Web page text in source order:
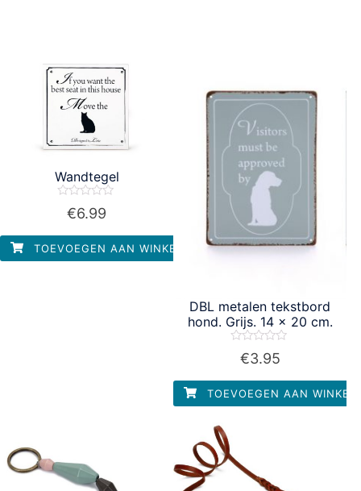
Wandtegel
Waardering
5
€6.99
TOEVOEGEN AAN WINKELWAGEN
DBL metalen tekstbord
hond. Grijs. 14 x 20 cm.
Waardering
5
€3.95
TOEVOEGEN AAN